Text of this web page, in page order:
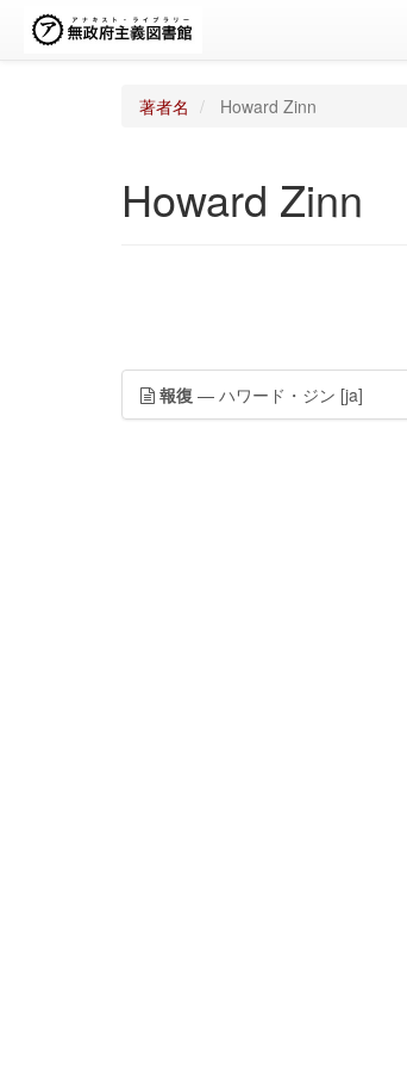
著者名 Howard Zinn
Howard Zinn
報復 — ハワード・ジン [ja]